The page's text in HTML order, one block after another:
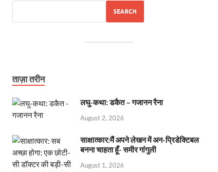
SEARCH
ताज़ा तरीन
लघु-कथा: डकैत – गजानन रैना
August 2, 2026
साक्षात्कार:मैं अपने लेखन में अन-प्रिडेक्टिबल
बनना चाहता हूँ- समीर गांगुली
August 1, 2026